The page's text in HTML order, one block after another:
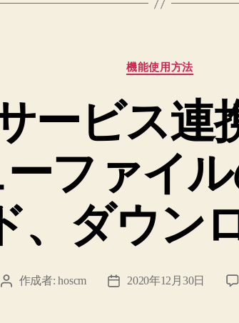
カ
テ
リ
ー
機能使用方法
ービス連
ファイ
、ダウン
投 作成者:hoscm
投
2020年12月30日